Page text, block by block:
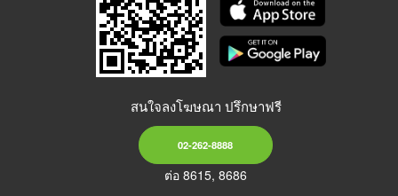
สนใจลงโฆษณา ปรึกษาฟรี
02-262-8888
ต่อ 8615, 8686